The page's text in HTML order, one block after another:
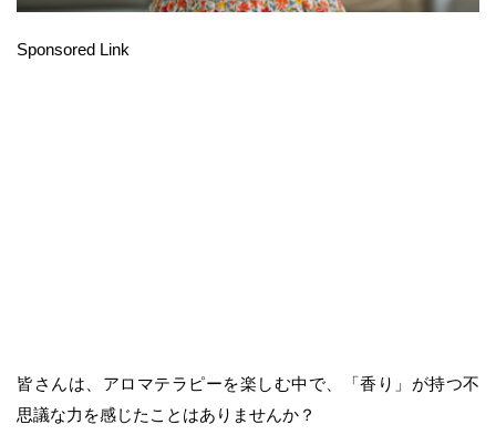
Sponsored Link
皆さんは、アロマテラピーを楽しむ中で、「香り」が持つ不
思議な力を感じたことはありませんか？